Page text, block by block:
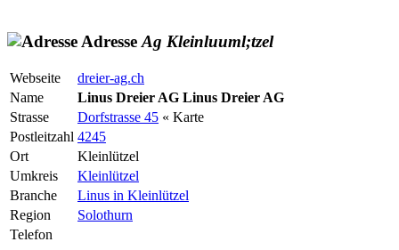
Adresse Ag Kleinluuml;tzel
Webseite
dreier-ag.ch
Name
Linus Dreier AG Linus Dreier AG
Strasse
Dorfstrasse 45 « Karte
Postleitzahl 4245
Ort
Kleinlützel
Umkreis
Kleinlützel
Branche
Linus in Kleinlützel
Region
Solothurn
Telefon